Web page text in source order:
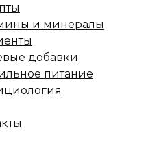
и минералы
добавки
питание